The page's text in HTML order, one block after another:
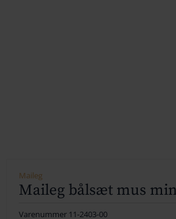
Maileg
Maileg bålsæt mus
Varenummer 11-2403-00